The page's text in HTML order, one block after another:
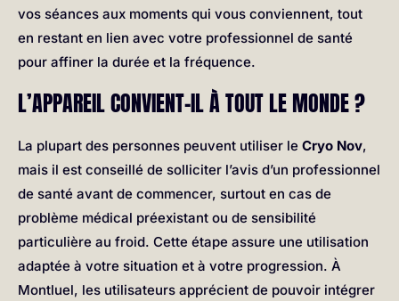
vos séances aux moments qui vous conviennent, tout
en restant en lien avec votre professionnel de santé
pour affiner la durée et la fréquence.
L’APPAREIL CONVIENT-IL À TOUT LE MONDE ?
La plupart des personnes peuvent utiliser le Cryo Nov,
mais il est conseillé de solliciter l’avis d’un professionnel
de santé avant de commencer, surtout en cas de
problème médical préexistant ou de sensibilité
particulière au froid. Cette étape assure une utilisation
adaptée à votre situation et à votre progression. À
Montluel, les utilisateurs apprécient de pouvoir intégrer